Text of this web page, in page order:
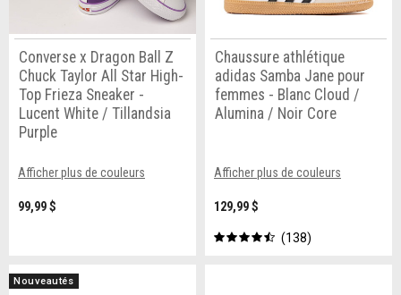
Converse x Dragon Ball Z
Chuck Taylor All Star High-
Top Frieza Sneaker -
Lucent White / Tillandsia
Purple
Afficher plus de couleurs
99,99 $
Chaussure athlétique
adidas Samba Jane pour
femmes - Blanc Cloud /
Alumina / Noir Core
Afficher plus de couleurs
129,99 $
138
Nouveautés